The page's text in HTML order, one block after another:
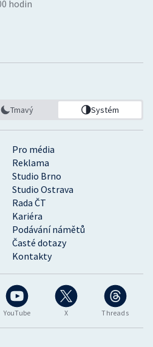
YouTube X Threads
Pro média
Reklama
Studio Brno
Studio Ostrava
Rada ČT
Kariéra
Podávání námětů
Časté dotazy
Kontakty
hodin
Tmavý Systém